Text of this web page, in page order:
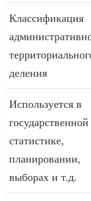
Классификация
деления
Используется в
государственной
статистике,
планировании,
выборах и т.д.